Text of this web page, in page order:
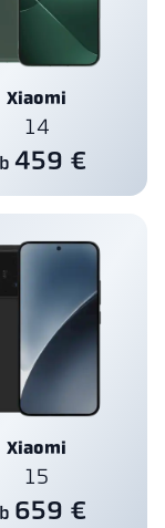
Xiaomi
14
459 €
Xiaomi
15
659 €